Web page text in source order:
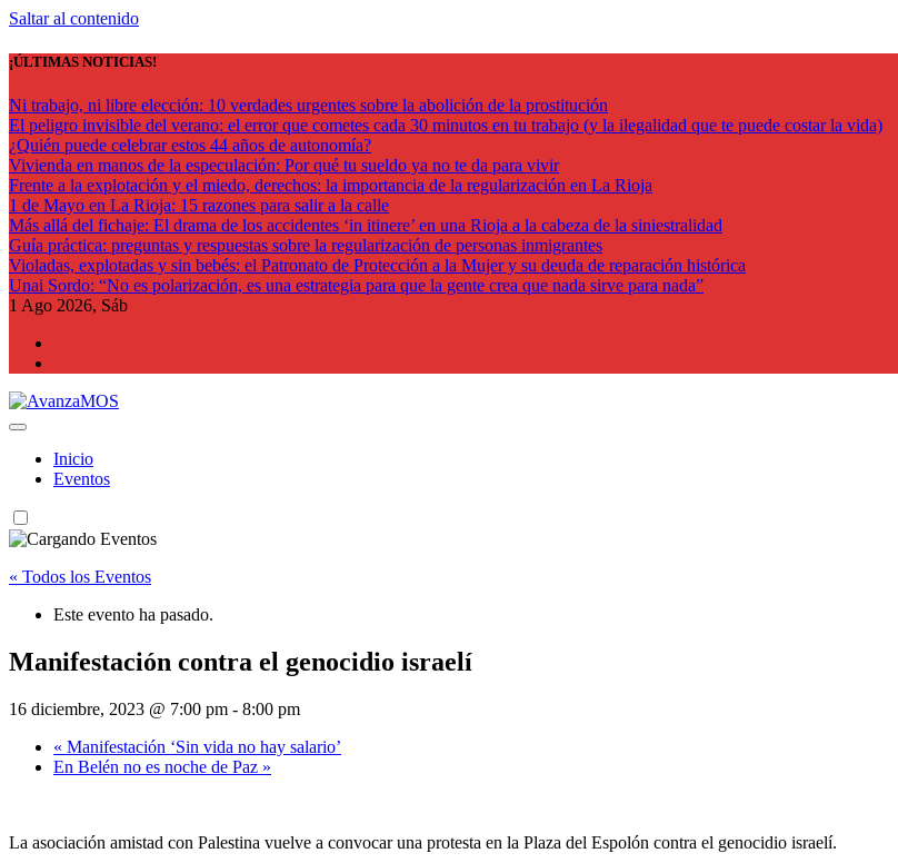
Saltar al contenido
¡ÚLTIMAS NOTICIAS!
Ni trabajo, ni libre elección: 10 verdades urgentes sobre la abolición de la prostitución
El peligro invisible del verano: el error que cometes cada 30 minutos en tu trabajo (y la ilegalidad que te puede costar la vida)
¿Quién puede celebrar estos 44 años de autonomía?
Vivienda en manos de la especulación: Por qué tu sueldo ya no te da para vivir
Frente a la explotación y el miedo, derechos: la importancia de la regularización en La Rioja
1 de Mayo en La Rioja: 15 razones para salir a la calle
Más allá del fichaje: El drama de los accidentes ‘in itinere’ en una Rioja a la cabeza de la siniestralidad
Guía práctica: preguntas y respuestas sobre la regularización de personas inmigrantes
Violadas, explotadas y sin bebés: el Patronato de Protección a la Mujer y su deuda de reparación histórica
Unai Sordo: “No es polarización, es una estrategia para que la gente crea que nada sirve para nada”
1 Ago 2026, Sáb
Inicio
Eventos
« Todos los Eventos
Este evento ha pasado.
Manifestación contra el genocidio israelí
16 diciembre, 2023 @ 7:00 pm - 8:00 pm
« Manifestación ‘Sin vida no hay salario’
En Belén no es noche de Paz »
La asociación amistad con Palestina vuelve a convocar una protesta en la Plaza del Espolón contra el genocidio israelí.